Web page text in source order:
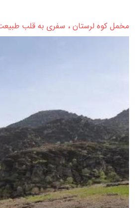
مخمل کوه لرستان ، سفری به قلب طبیعت